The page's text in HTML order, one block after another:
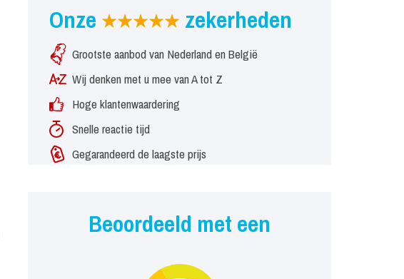
Onze zekerheden
Grootste aanbod van Nederland en België
Wij denken met u mee van A tot Z
Hoge klantenwaardering
Snelle reactie tijd
Gegarandeerd de laagste prijs
Beoordeeld met een